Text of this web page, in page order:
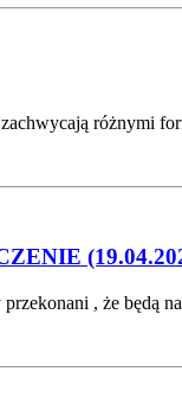
różnymi
, że będą